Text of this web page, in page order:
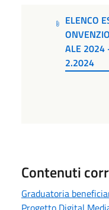
ELENCO
ALE 2024
2.2024
Contenuti
Graduatoria